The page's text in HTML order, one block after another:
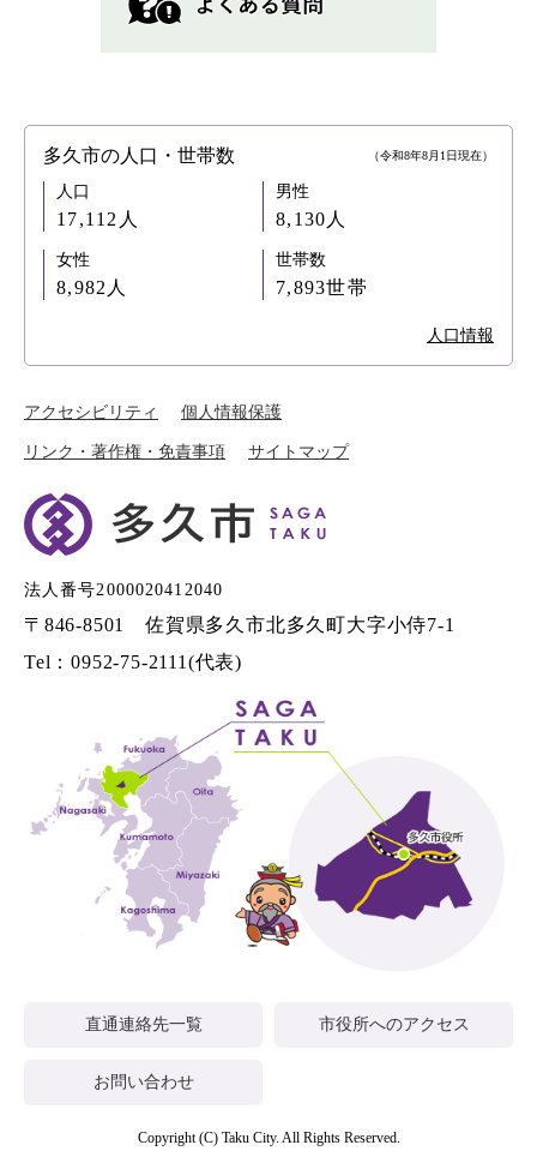
多久市の人口・世帯数 （令和8年8月1日現在）
人口
17,112人
男性
8,130人
女性
8,982人
世帯数
7,893世帯
人口情報
アクセシビリティ 個人情報保護
リンク・著作権・免責事項 サイトマップ
法人番号2000020412040
〒846-8501 佐賀県多久市北多久町大字小侍7-1
Tel：0952-75-2111(代表)
直通連絡先一覧 市役所へのアクセス
お問い合わせ
Copyright (C) Taku City. All Rights Reserved.